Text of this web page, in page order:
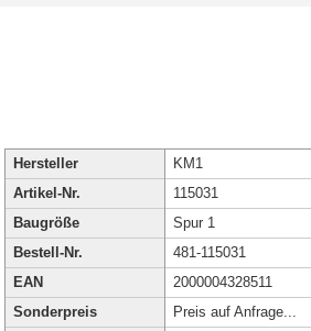
Hersteller
KM1
Artikel-Nr.
115031
Baugröße
Spur 1
Bestell-Nr.
481-115031
EAN
2000004328511
Sonderpreis
Preis auf Anfrage...